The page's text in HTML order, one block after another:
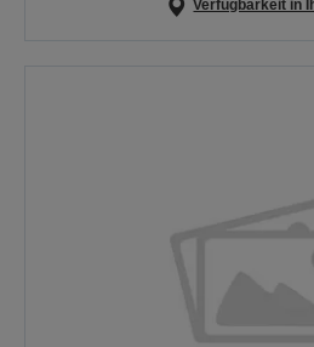
Verfügbarkeit in